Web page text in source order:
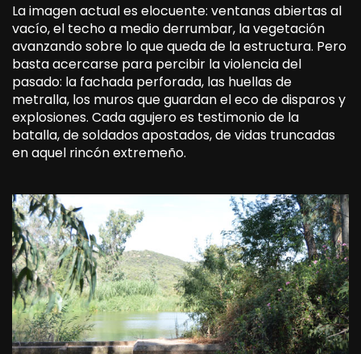
La imagen actual es elocuente: ventanas abiertas al
vacío, el techo a medio derrumbar, la vegetación
avanzando sobre lo que queda de la estructura. Pero
basta acercarse para percibir la violencia del
pasado: la fachada perforada, las huellas de
metralla, los muros que guardan el eco de disparos y
explosiones. Cada agujero es testimonio de la
batalla, de soldados apostados, de vidas truncadas
en aquel rincón extremeño.